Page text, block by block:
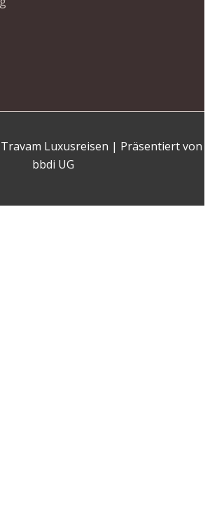
Luxusreisen | Präsentiert von
bbdi UG